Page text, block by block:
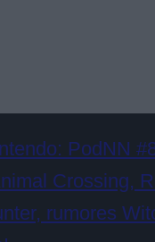
PodNN
Crossing,
rumores